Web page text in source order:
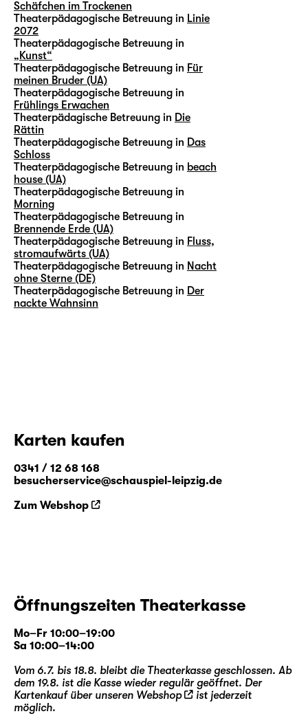
Schäfchen im Trockenen
Theaterpädagogische Betreuung in Linie
2072
Theaterpädagogische Betreuung in
„Kunst“
Theaterpädagogische Betreuung in Für
meinen Bruder (UA)
Theaterpädagogische Betreuung in
Frühlings Erwachen
Theaterpädagische Betreuung in Die
Rättin
Theaterpädagogische Betreuung in Das
Schloss
Theaterpädagogische Betreuung in beach
house (UA)
Theaterpädagogische Betreuung in
Morning
Theaterpädagogische Betreuung in
Brennende Erde (UA)
Theaterpädagogische Betreuung in Fluss,
stromaufwärts (UA)
Theaterpädagogische Betreuung in Nacht
ohne Sterne (DE)
Theaterpädagogische Betreuung in Der
nackte Wahnsinn
Karten kaufen
0341 / 12 68 168
besucherservice@schauspiel-leipzig.de
Zum Webshop
Öffnungszeiten Theaterkasse
Mo–Fr 10:00–19:00
Sa 10:00–14:00
Vom 6.7. bis 18.8. bleibt die Theaterkasse geschlossen. Ab
dem 19.8. ist die Kasse wieder regulär geöffnet. Der
Kartenkauf über unseren Webshop
ist jederzeit
möglich.